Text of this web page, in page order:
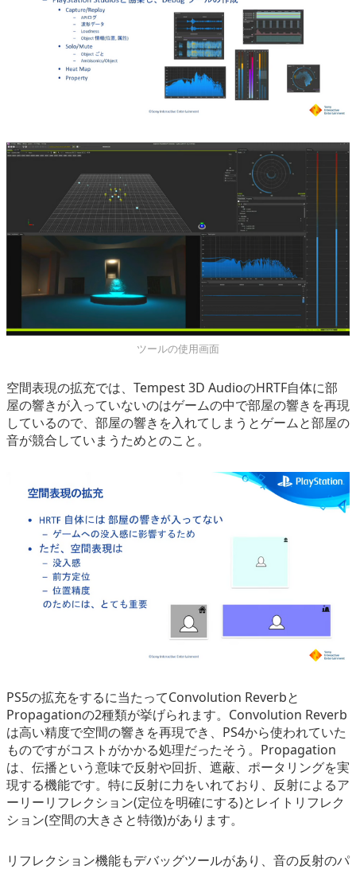
ツールの使用画面
空間表現の拡充では、Tempest 3D AudioのHRTF自体に部
屋の響きが入っていないのはゲームの中で部屋の響きを再現
しているので、部屋の響きを入れてしまうとゲームと部屋の
音が競合していまうためとのこと。
PS5の拡充をするに当たってConvolution Reverbと
Propagationの2種類が挙げられます。Convolution Reverb
は高い精度で空間の響きを再現でき、PS4から使われていた
ものですがコストがかかる処理だったそう。Propagation
は、伝播という意味で反射や回折、遮蔽、ポータリングを実
現する機能です。特に反射に力をいれており、反射によるア
ーリーリフレクション(定位を明確にする)とレイトリフレク
ション(空間の大きさと特徴)があります。
リフレクション機能もデバッグツールがあり、音の反射のパ